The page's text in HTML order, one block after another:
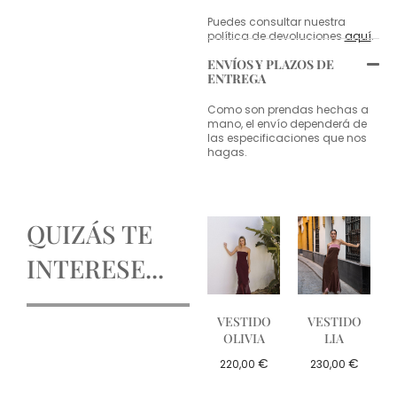
Puedes consultar nuestra
política de devolucionesaquí.
ENVÍOS Y PLAZOS DE
ENTREGA
Como son prendas hechas a
mano, el envío dependerá de
las especificaciones que nos
hagas.
QUIZÁS TE
INTERESE...
VESTIDO
OLIVIA
220,00 €
VESTIDO
LIA
230,00 €